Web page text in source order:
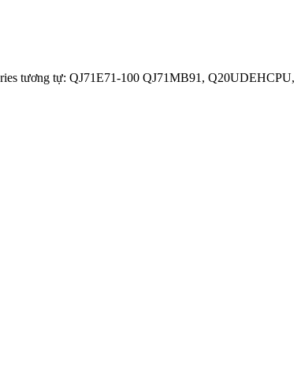
tương tự: QJ71E71-100 QJ71MB91, Q20UDEHCPU,